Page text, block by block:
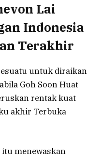
Lai
Indonesia
Terakhir
untuk diraikan
Goh Soon Huat
rentak kuat
akhir Terbuka
menewaskan